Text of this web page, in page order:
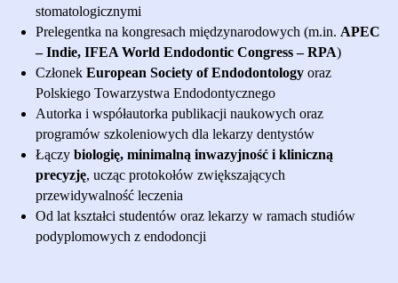
stomatologicznymi
Prelegentka na kongresach międzynarodowych (m.in. APEC
– Indie, IFEA World Endodontic Congress – RPA)
Członek European Society of Endodontology oraz
Polskiego Towarzystwa Endodontycznego
Autorka i współautorka publikacji naukowych oraz
programów szkoleniowych dla lekarzy dentystów
Łączy biologię, minimalną inwazyjność i kliniczną
precyzję, ucząc protokołów zwiększających
przewidywalność leczenia
Od lat kształci studentów oraz lekarzy w ramach studiów
podyplomowych z endodoncji